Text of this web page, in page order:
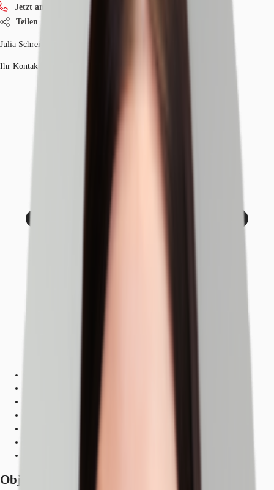
Jetzt anrufen
Teilen
Julia Schreiter
Ihr Kontakt
Objekt